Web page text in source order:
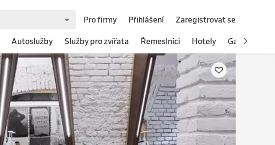
Pro firmy Přihlášení Zaregistrovat se
Autoslužby Služby pro zvířata Řemeslníci Hotely Gastronomie